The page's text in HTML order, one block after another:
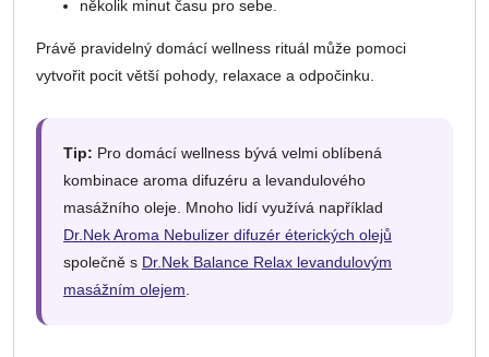
několik minut času pro sebe.
Právě pravidelný domácí wellness rituál může pomoci
vytvořit pocit větší pohody, relaxace a odpočinku.
Tip: Pro domácí wellness bývá velmi oblíbená
kombinace aroma difuzéru a levandulového
masážního oleje. Mnoho lidí využívá například
Dr.Nek Aroma Nebulizer difuzér éterických olejů
společně s Dr.Nek Balance Relax levandulovým
masážním olejem